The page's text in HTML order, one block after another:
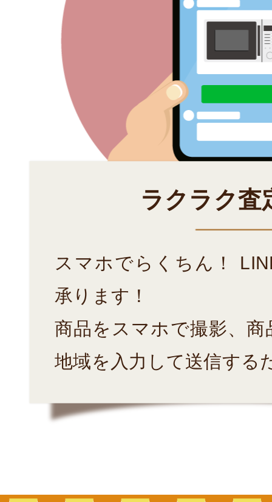
ラクラク査
スマホでらくちん！
承ります！
商品をスマホで撮影、
地域を入力して送信する